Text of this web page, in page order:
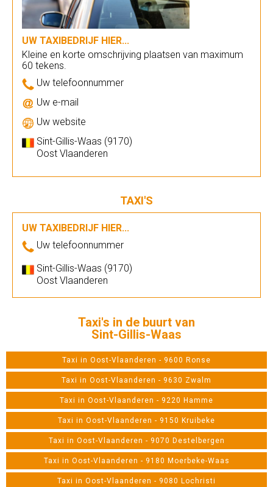
UW TAXIBEDRIJF HIER...
Kleine en korte omschrijving plaatsen van maximum
60 tekens.
Uw telefoonnummer
Uw e-mail
Uw website
Sint-Gillis-Waas (9170)
Oost Vlaanderen
TAXI'S
UW TAXIBEDRIJF HIER...
Uw telefoonnummer
Sint-Gillis-Waas (9170)
Oost Vlaanderen
Taxi's in de buurt van
Sint-Gillis-Waas
Taxi in Oost-Vlaanderen - 9600 Ronse
Taxi in Oost-Vlaanderen - 9630 Zwalm
Taxi in Oost-Vlaanderen - 9220 Hamme
Taxi in Oost-Vlaanderen - 9150 Kruibeke
Taxi in Oost-Vlaanderen - 9070 Destelbergen
Taxi in Oost-Vlaanderen - 9180 Moerbeke-Waas
Taxi in Oost-Vlaanderen - 9080 Lochristi